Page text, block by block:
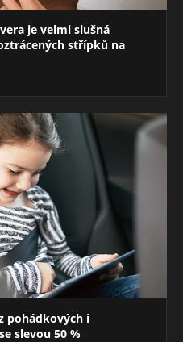
je velmi slušná
střípků na
pohádkových i
slevou 50 %